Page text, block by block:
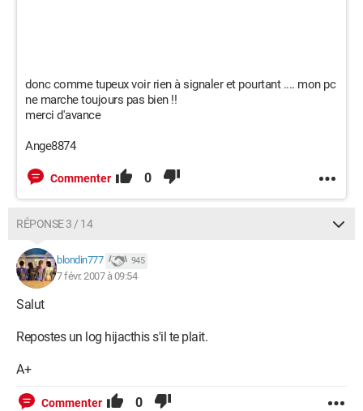
donc comme tupeux voir rien à signaler et pourtant .... mon pc
ne marche toujours pas bien !!
merci d'avance
Ange8874
Commenter 0
RÉPONSE 3 / 14
blondin777 945
7 févr. 2007 à 09:54
Salut
Repostes un log hijacthis s'il te plait.
A+
Commenter 0